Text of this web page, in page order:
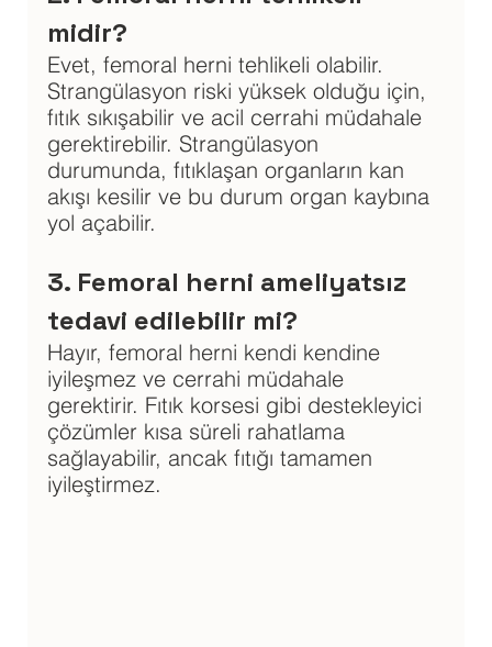
midir?
Evet, femoral herni tehlikeli olabilir.
Strangülasyon riski yüksek olduğu için,
fıtık sıkışabilir ve acil cerrahi müdahale
gerektirebilir. Strangülasyon
durumunda, fıtıklaşan organların kan
akışı kesilir ve bu durum organ kaybına
yol açabilir.
3. Femoral herni ameliyatsız
tedavi edilebilir mi?
Hayır, femoral herni kendi kendine
iyileşmez ve cerrahi müdahale
gerektirir. Fıtık korsesi gibi destekleyici
çözümler kısa süreli rahatlama
sağlayabilir, ancak fıtığı tamamen
iyileştirmez.